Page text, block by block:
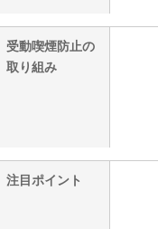
受動喫煙防止の
取り組み
注目ポイント